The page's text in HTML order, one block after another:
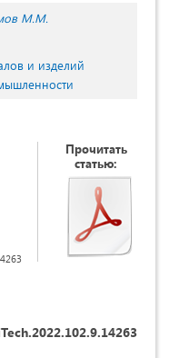
М.М.
и изделий
Прочитать
статью: